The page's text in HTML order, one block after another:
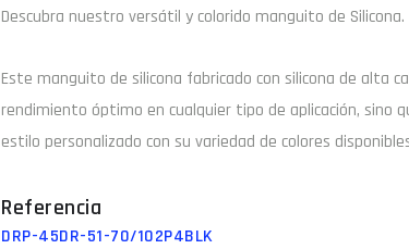
Ver todas las medidas
Descubra nuestro versátil y colorido manguito de Silicona.
Este manguito de silicona fabricado con silicona de alta
rendimiento óptimo en cualquier tipo de aplicación, sino
estilo personalizado con su variedad de colores
DRP-45DR-51-70/102P4BLK